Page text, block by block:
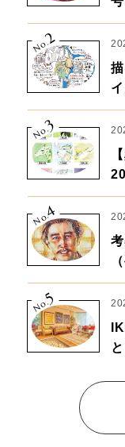
No.2
No.
3
No.
4
No.
5